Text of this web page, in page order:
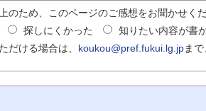
のため、このページのご感想をお聞かせくだ
探しにくかった 知りたい内容が書
だける場合は、 koukou@pref.fukui.lg.jpま